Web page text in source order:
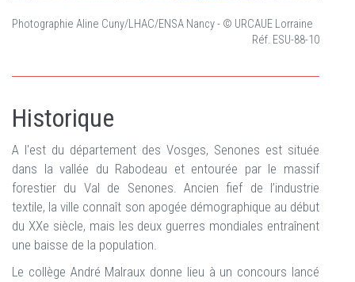
Photographie Aline Cuny/LHAC/ENSA Nancy - © URCAUE Lorraine
Réf. ESU-88-10
Historique
A l'est du département des Vosges, Senones est située
dans la vallée du Rabodeau et entourée par le massif
forestier du Val de Senones. Ancien fief de l’industrie
textile, la ville connaît son apogée démographique au début
du XXe siècle, mais les deux guerres mondiales entraînent
une baisse de la population.
Le collège André Malraux donne lieu à un concours lancé